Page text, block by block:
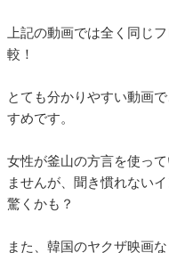
上記の動画では全く同じ
較！
とても分かりやすい動画
すめです。
女性が釜山の方言を使っ
ませんが、聞き慣れない
驚くかも？
また、韓国のヤクザ映画